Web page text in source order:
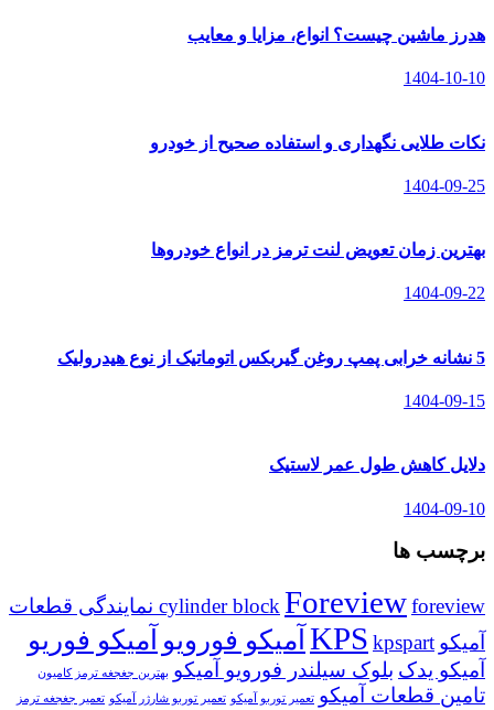
هدرز ماشین چیست؟ انواع، مزایا و معایب
1404-10-10
نکات طلایی نگهداری و استفاده صحیح از خودرو
1404-09-25
بهترین زمان تعویض لنت ترمز در انواع خودروها
1404-09-22
5 نشانه خرابی پمپ روغن گیربکس اتوماتیک از نوع هیدرولیک
1404-09-15
دلایل کاهش طول عمر لاستیک
1404-09-10
برچسب ها
cylinder block Foreview
foreview نمایندگی قطعات
آمیکو
KPS kpspart آمیکو فورویو آمیکو فوریو
آمیکو یدک بلوک سیلندر فورویو آمیکو بهترین جغجغه ترمز کامیون
تامین قطعات آمیکو تعمیر توربو آمیکو تعمیر توربو شارژر آمیکو تعمیر جغجغه ترمز